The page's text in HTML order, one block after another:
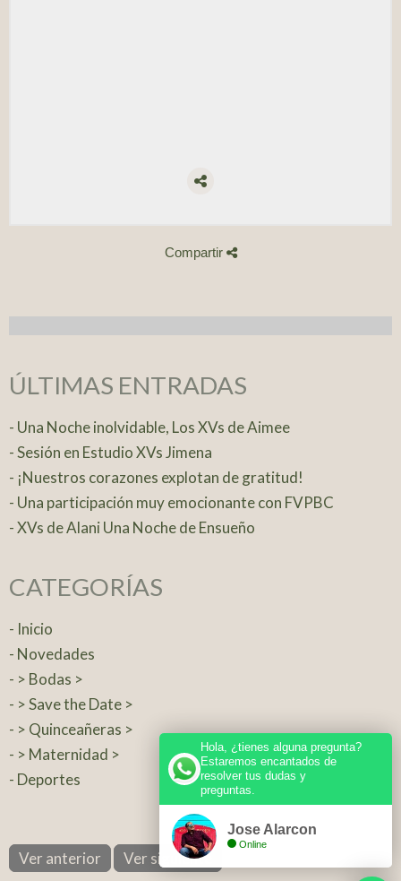
Compartir
ÚLTIMAS ENTRADAS
- Una Noche inolvidable, Los XVs de Aimee
- Sesión en Estudio XVs Jimena
- ¡Nuestros corazones explotan de gratitud!
- Una participación muy emocionante con FVPBC
- XVs de Alani Una Noche de Ensueño
CATEGORÍAS
- Inicio
- Novedades
- > Bodas >
- > Save the Date >
- > Quinceañeras >
- > Maternidad >
- Deportes
Ver anterior Ver siguiente
Hola, ¿tienes alguna pregunta?
Estaremos encantados de
resolver tus dudas y
preguntas.
Jose Alarcon
Online